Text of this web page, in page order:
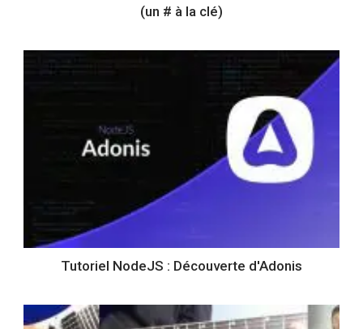
(un # à la clé)
Tutoriel NodeJS : Découverte d'Adonis